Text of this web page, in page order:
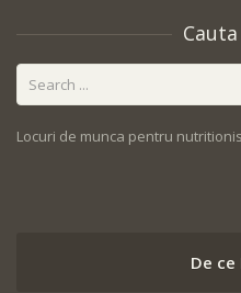
Cauta
Locuri de munca pentru
De